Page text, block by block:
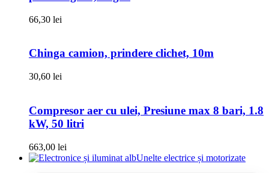
66,30 lei
Chinga camion, prindere clichet, 10m
30,60 lei
Compresor aer cu ulei, Presiune max 8 bari, 1.8
kW, 50 litri
663,00 lei
Unelte electrice și motorizate